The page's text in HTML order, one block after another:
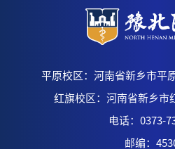
平原校区：河南省新乡市平
红旗校区：河南省新乡市
电话：0373-
邮编：